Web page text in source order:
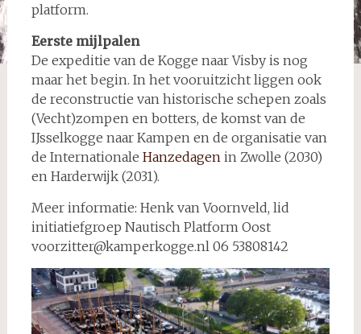
platform.
Eerste mijlpalen
De expeditie van de Kogge naar Visby is nog
maar het begin. In het vooruitzicht liggen ook
de reconstructie van historische schepen zoals
(Vecht)zompen en botters, de komst van de
IJsselkogge naar Kampen en de organisatie van
de Internationale Hanzedagen in Zwolle (2030)
en Harderwijk (2031).
Meer informatie: Henk van Voornveld, lid
initiatiefgroep Nautisch Platform Oost
voorzitter@kamperkogge.nl 06 53808142